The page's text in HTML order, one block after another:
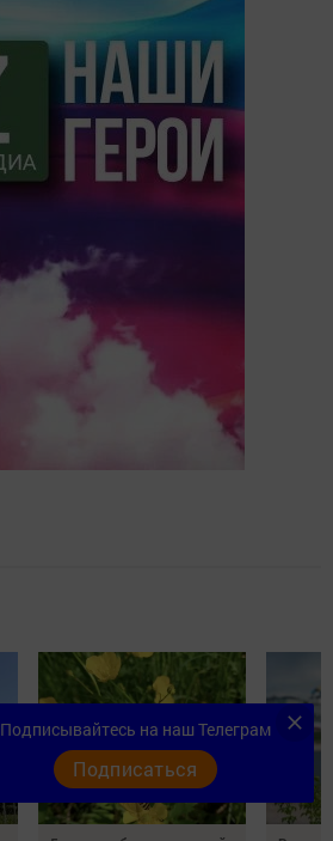
Подписывайтесь на наш Телеграм
Подписаться